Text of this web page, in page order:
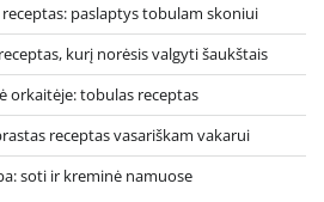
paslaptys tobulam skoniui
kurį norėsis valgyti šaukštais
orkaitėje: tobulas receptas
receptas vasariškam vakarui
soti ir kreminė namuose